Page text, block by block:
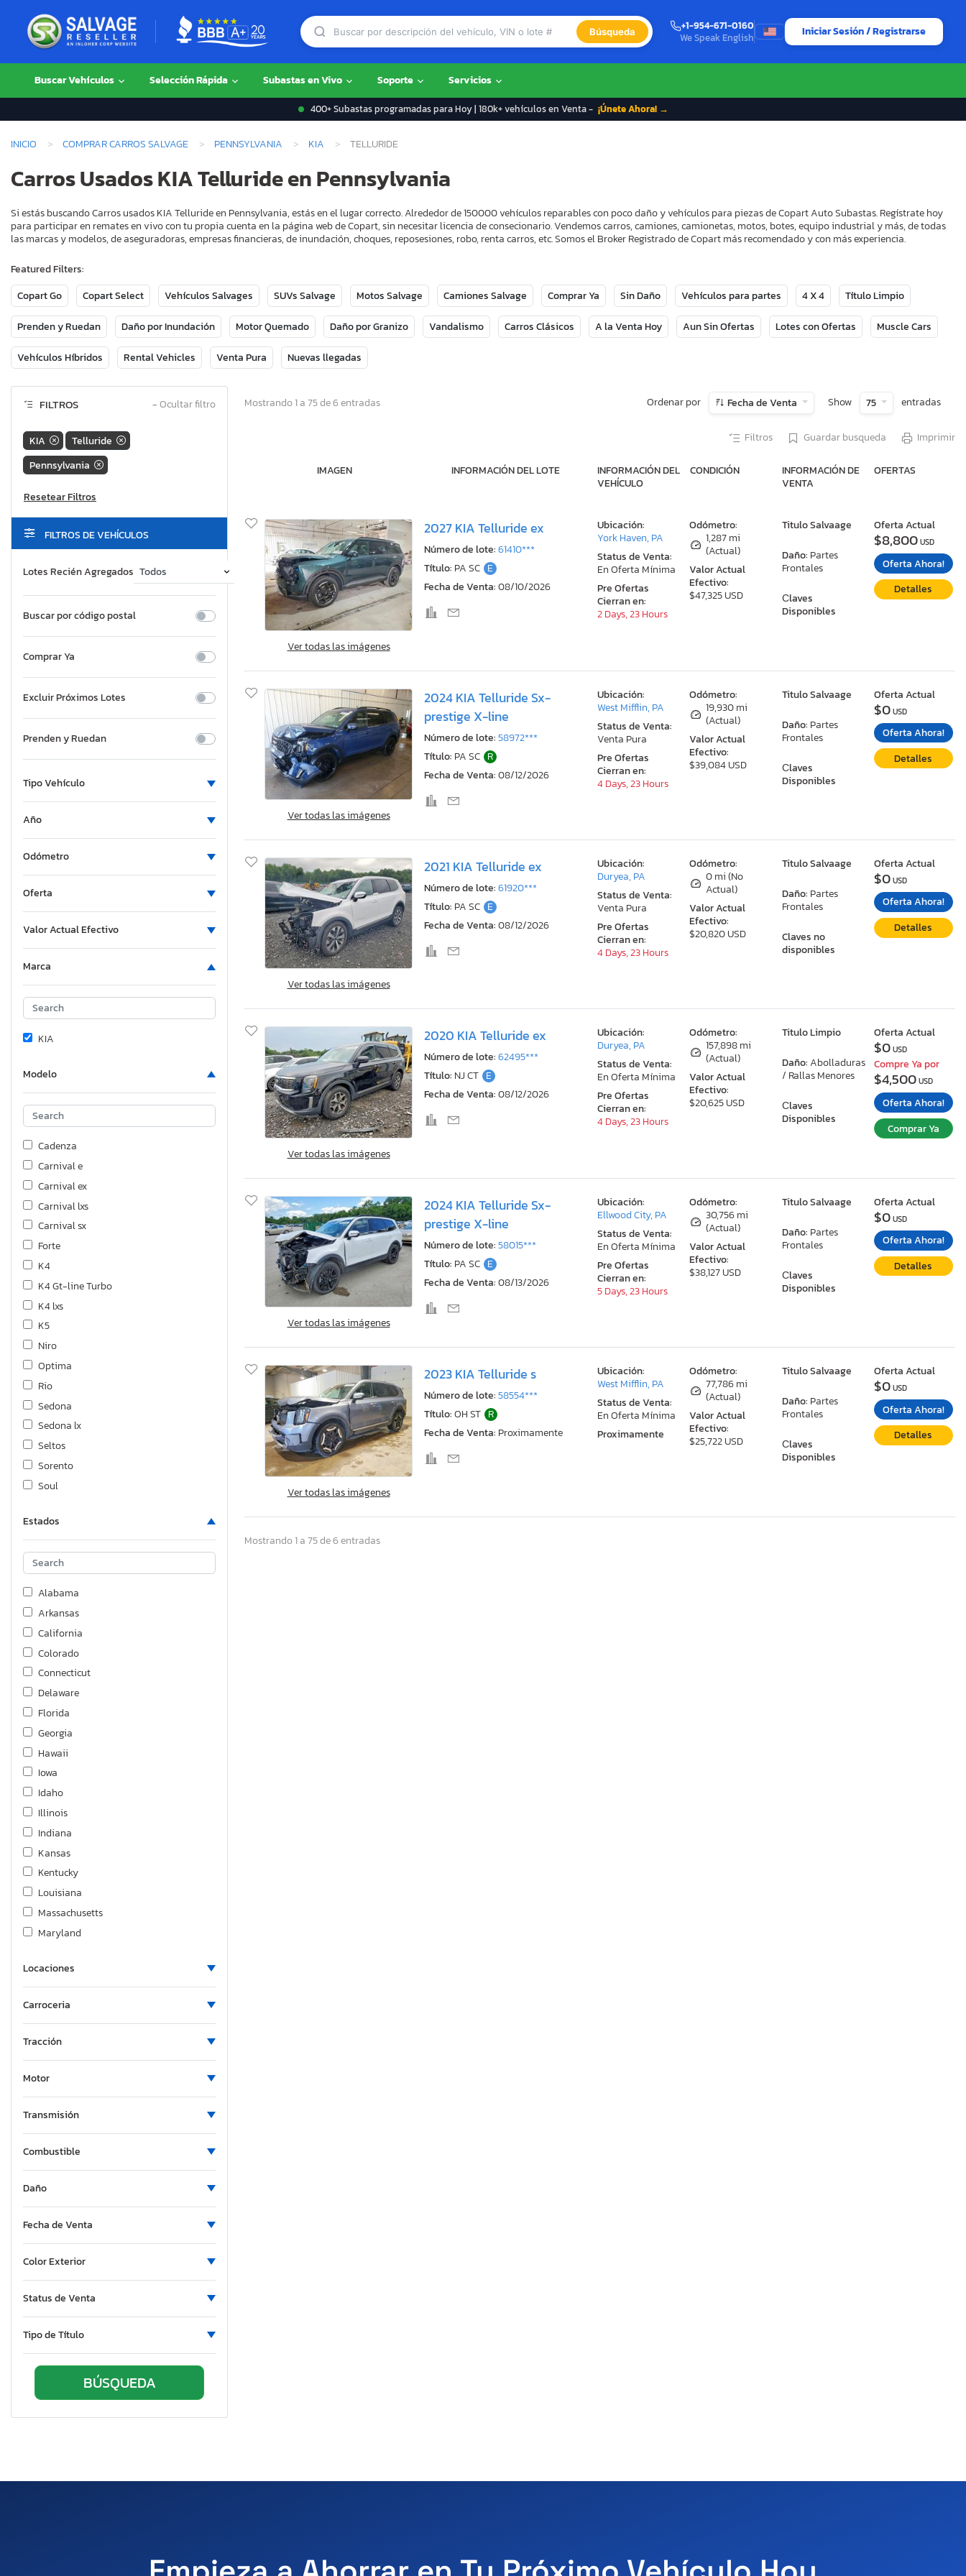
Búsqueda
+1-954-671-0160
We Speak English
Iniciar Sesión / Registrarse
Buscar Vehículos Selección Rápida Subastas en Vivo Soporte Servicios
400+ Subastas programadas para Hoy | 180k+ vehículos en Venta - ¡Únete Ahora! →
INICIO COMPRAR CARROS SALVAGE PENNSYLVANIA KIA TELLURIDE
Carros Usados KIA Telluride en Pennsylvania
Si estás buscando Carros usados KIA Telluride en Pennsylvania, estás en el lugar correcto. Alrededor de 150000 vehículos reparables con poco daño y vehículos para piezas de Copart Auto Subastas. Regístrate hoy
para participar en remates en vivo con tu propia cuenta en la página web de Copart, sin necesitar licencia de consecionario. Vendemos carros, camiones, camionetas, motos, botes, equipo industrial y más, de todas
las marcas y modelos, de aseguradoras, empresas financieras, de inundación, choques, reposesiones, robo, renta carros, etc. Somos el Broker Registrado de Copart más recomendado y con más experiencia.
Featured Filters:
Copart Go
Copart Select Vehículos Salvages SUVs Salvage Motos Salvage Camiones Salvage Comprar Ya Sin Daño Vehículos para partes 4 X 4 Título Limpio
Prenden y Ruedan Daño por Inundación Motor Quemado Daño por Granizo Vandalismo Carros Clásicos A la Venta Hoy Aun Sin Ofertas Lotes con Ofertas Muscle Cars
Vehículos Híbridos Rental Vehicles Venta Pura Nuevas llegadas
FILTROS −Ocultar filtro
KIA
Telluride
Pennsylvania
FILTROS DE VEHÍCULOS
Lotes Recién Agregados
Buscar por código postal
Comprar Ya
Excluir Próximos Lotes
Prenden y Ruedan
Tipo Vehículo
Año
Odómetro
Oferta
Valor Actual Efectivo
Marca
KIA
Modelo
Cadenza
Carnival e
Carnival ex
Carnival lxs
Carnival sx
Forte
K4
K4 Gt-line Turbo
K4 lxs
K5
Niro
Optima
Rio
Sedona
Sedona lx
Seltos
Sorento
Soul
Stinger
Estados
Alabama
Arkansas
California
Colorado
Connecticut
Delaware
Florida
Georgia
Hawaii
Iowa
Idaho
Illinois
Indiana
Kansas
Kentucky
Louisiana
Massachusetts
Maryland
Minnesota
Mississippi
Nebraska
New Jersey
New Mexico
Nevada
New York
Ohio
Oklahoma
Ontario
Rhode Island
Tennessee
Texas
Locaciones
Carroceria
Tracción
Motor
Transmisión
Combustible
Daño
Fecha de Venta
Color Exterior
Status de Venta
Tipo de Título
Mostrando 1 a 75 de 6 entradas Ordenar por Fecha de Venta Show 75 entradas
Filtros Guardar busqueda Imprimir
IMAGEN INFORMACIÓN DEL LOTE
INFORMACIÓN DEL
VEHÍCULO
CONDICIÓN
INFORMACIÓN DE
VENTA
OFERTAS
Ver todas las imágenes
2027 KIA Telluride ex
Número de lote:61410***
Título: PA SC E
Fecha de Venta:08/10/2026
Odómetro:
1,287 mi
(Actual)
Valor Actual
Efectivo:
$47,325 USD
Titulo Salvaage
Daño: Partes
Frontales
Сlaves
Disponibles
Ubicación:
York Haven, PA
Status de Venta:
En Oferta Mínima
Pre Ofertas
Cierran en:
2 Days, 23 Hours
Oferta Actual
$8,800USD
Oferta Ahora!
Detalles
Ver todas las imágenes
2024 KIA Telluride Sx-
prestige X-line
Número de lote:58972***
Título: PA SC R
Fecha de Venta:08/12/2026
Odómetro:
19,930 mi
(Actual)
Valor Actual
Efectivo:
$39,084 USD
Titulo Salvaage
Daño: Partes
Frontales
Сlaves
Disponibles
Ubicación:
West Mifflin, PA
Status de Venta:
Venta Pura
Pre Ofertas
Cierran en:
4 Days, 23 Hours
Oferta Actual
$0USD
Oferta Ahora!
Detalles
Ver todas las imágenes
2021 KIA Telluride ex
Número de lote:61920***
Título: PA SC E
Fecha de Venta:08/12/2026
Odómetro:
0 mi (No
Actual)
Valor Actual
Efectivo:
$20,820 USD
Titulo Salvaage
Daño: Partes
Frontales
Claves no
disponibles
Ubicación:
Duryea, PA
Status de Venta:
Venta Pura
Pre Ofertas
Cierran en:
4 Days, 23 Hours
Oferta Actual
$0USD
Oferta Ahora!
Detalles
Ver todas las imágenes
2020 KIA Telluride ex
Número de lote:62495***
Título: NJ CT E
Fecha de Venta:08/12/2026
Odómetro:
157,898 mi
(Actual)
Valor Actual
Efectivo:
$20,625 USD
Titulo Limpio
Daño: Abolladuras
/ Rallas Menores
Сlaves
Disponibles
Ubicación:
Duryea, PA
Status de Venta:
En Oferta Mínima
Pre Ofertas
Cierran en:
4 Days, 23 Hours
Oferta Actual
$0USD
Compre Ya por
$4,500USD
Oferta Ahora!
Comprar Ya
Ver todas las imágenes
2024 KIA Telluride Sx-
prestige X-line
Número de lote:58015***
Título: PA SC E
Fecha de Venta:08/13/2026
Odómetro:
30,756 mi
(Actual)
Valor Actual
Efectivo:
$38,127 USD
Titulo Salvaage
Daño: Partes
Frontales
Сlaves
Disponibles
Ubicación:
Ellwood City, PA
Status de Venta:
En Oferta Mínima
Pre Ofertas
Cierran en:
5 Days, 23 Hours
Oferta Actual
$0USD
Oferta Ahora!
Detalles
Ver todas las imágenes
2023 KIA Telluride s
Número de lote:58554***
Título:OH ST R
Fecha de Venta: Proximamente
Odómetro:
77,786 mi
(Actual)
Valor Actual
Efectivo:
$25,722 USD
Titulo Salvaage
Daño: Partes
Frontales
Сlaves
Disponibles
Ubicación:
West Mifflin, PA
Status de Venta:
En Oferta Mínima
Proximamente
Oferta Actual
$0USD
Oferta Ahora!
Detalles
Mostrando 1 a 75 de 6 entradas